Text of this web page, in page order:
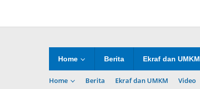
Home Berita Ekraf dan UMKM
Home Berita Ekraf dan UMKM Video